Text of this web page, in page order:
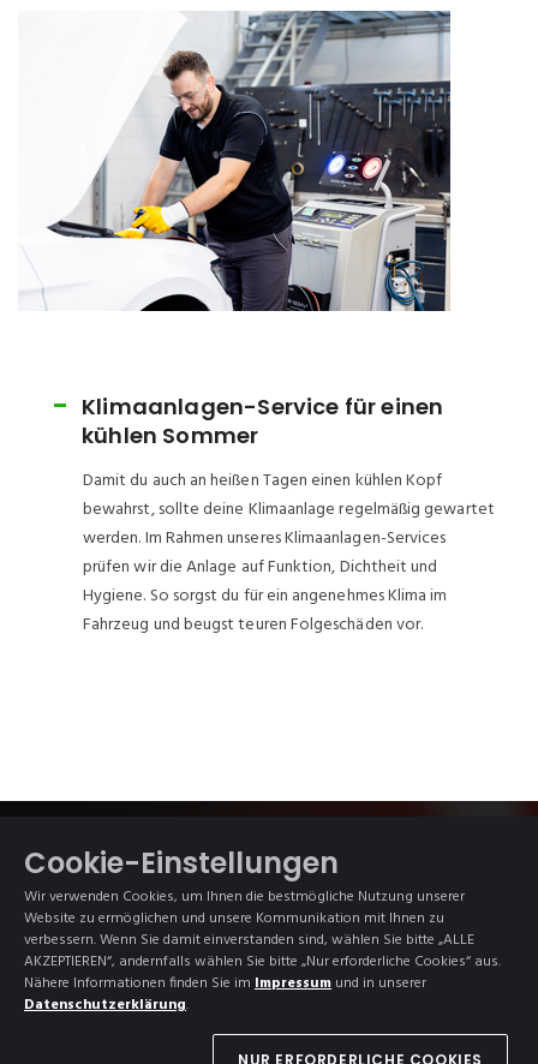
Klimaanlagen-Service für einen
kühlen Sommer
Damit du auch an heißen Tagen einen kühlen Kopf
bewahrst, sollte deine Klimaanlage regelmäßig gewartet
werden. Im Rahmen unseres Klimaanlagen-Services
prüfen wir die Anlage auf Funktion, Dichtheit und
Hygiene. So sorgst du für ein angenehmes Klima im
Fahrzeug und beugst teuren Folgeschäden vor.
UNSERE
KONTAKTDATEN
+49 9905 707178-0
Deggendorfer Str. 4,
94505 Bernried
utohaus.de
NOTDIENST RUND
UM DIE UHR
Autohaus Biller 0151
15495930
Skoda 0800 4424244
Cookie-Einstellungen
Wir verwenden Cookies, um Ihnen die bestmögliche Nutzung unserer
Website zu ermöglichen und unsere Kommunikation mit Ihnen zu
verbessern. Wenn Sie damit einverstanden sind, wählen Sie bitte „ALLE
AKZEPTIEREN“, andernfalls wählen Sie bitte „Nur erforderliche Cookies“ aus.
Nähere Informationen finden Sie im Impressum und in unserer
Datenschutzerklärung.
NUR ERFORDERLICHE COOKIES